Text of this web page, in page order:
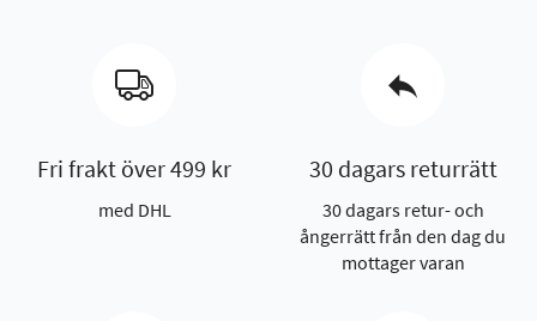
Fri frakt över 499 kr
med DHL
30 dagars returrätt
30 dagars retur- och
ångerrätt från den dag du
mottager varan